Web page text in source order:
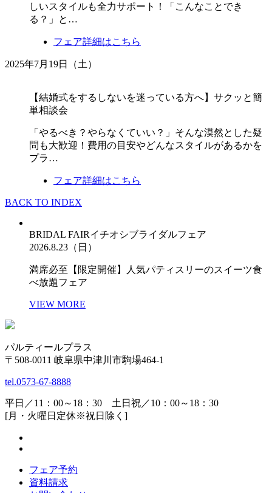
しいスタイルも全力サポート！「こんなことでき
る？」と…
フェア詳細はこちら
2025年7月19日（土）
【結婚式をするしないを迷っている方へ】サクッと簡
単相談会
「やるべき？やらなくていい？」そんな漠然とした疑
問も大歓迎！費用の目安やどんなスタイルがあるかを
プラ…
フェア詳細はこちら
BACK TO INDEX
BRIDAL FAIRイチオシブライダルフェア
2026.8.23（日）
満席必至【限定開催】人気パティスリーのスイーツ食
べ放題フェア
VIEW MORE
パルティールプラス
〒508-0011 岐阜県中津川市駒場464-1
tel.0573-67-8888
平日／11：00～18：30 土日祝／10：00～18：30
[月・火曜日定休※祝日除く]
フェア予約
資料請求